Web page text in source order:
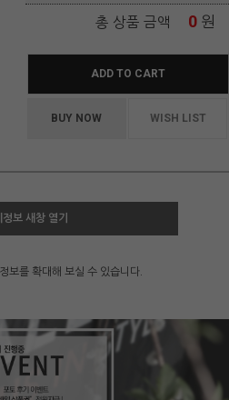
총 상품 금액 0 원
ADD TO CART
BUY NOW WISH LIST
정보 새창 열기
보를 확대해 보실 수 있습니다.